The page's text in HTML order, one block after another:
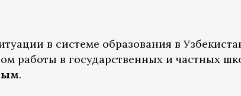
в системе образования в
работы в государственных и частных
.